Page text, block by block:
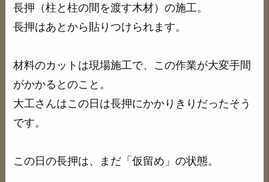
長押（柱と柱の間を渡す木材）の施工。
長押はあとから貼りつけられます。
材料のカットは現場施工で、この作業が大変手間
がかかるとのこと。
大工さんはこの日は長押にかかりきりだったそう
です。
この日の長押は、まだ「仮留め」の状態。